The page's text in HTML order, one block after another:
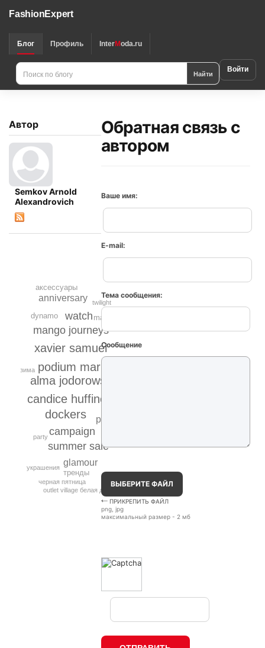
FashionExpert
Блог Профиль InterModa.ru
Найти Войти
Автор
Semkov Arnold
Alexandrovich
alma jodorowsky
podium market
candice huffine
xavier samuel
dockers
mango journeys
campaign
summer sale
watch
anniversary
pz
glamour
madrid
dynamo
аксессуары
тренды
party
украшения
черная пятница
зима
outlet village белая дача
twilight
Обратная связь с
автором
Ваше имя:
E-mail:
Тема сообщения:
Сообщение
ВЫБЕРИТЕ ФАЙЛ
ПРИКРЕПИТЬ ФАЙЛ
png, jpg
максимальный размер - 2 мб